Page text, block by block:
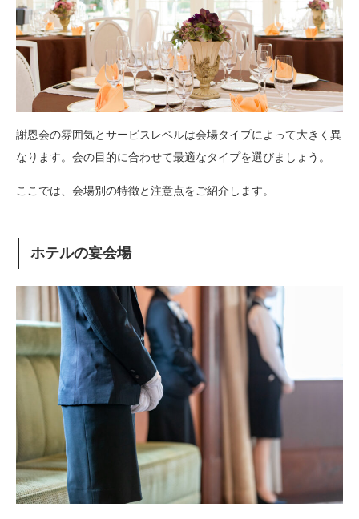
謝恩会の雰囲気とサービスレベルは会場タイプによって大きく異
なります。会の目的に合わせて最適なタイプを選びましょう。
ここでは、会場別の特徴と注意点をご紹介します。
ホテルの宴会場